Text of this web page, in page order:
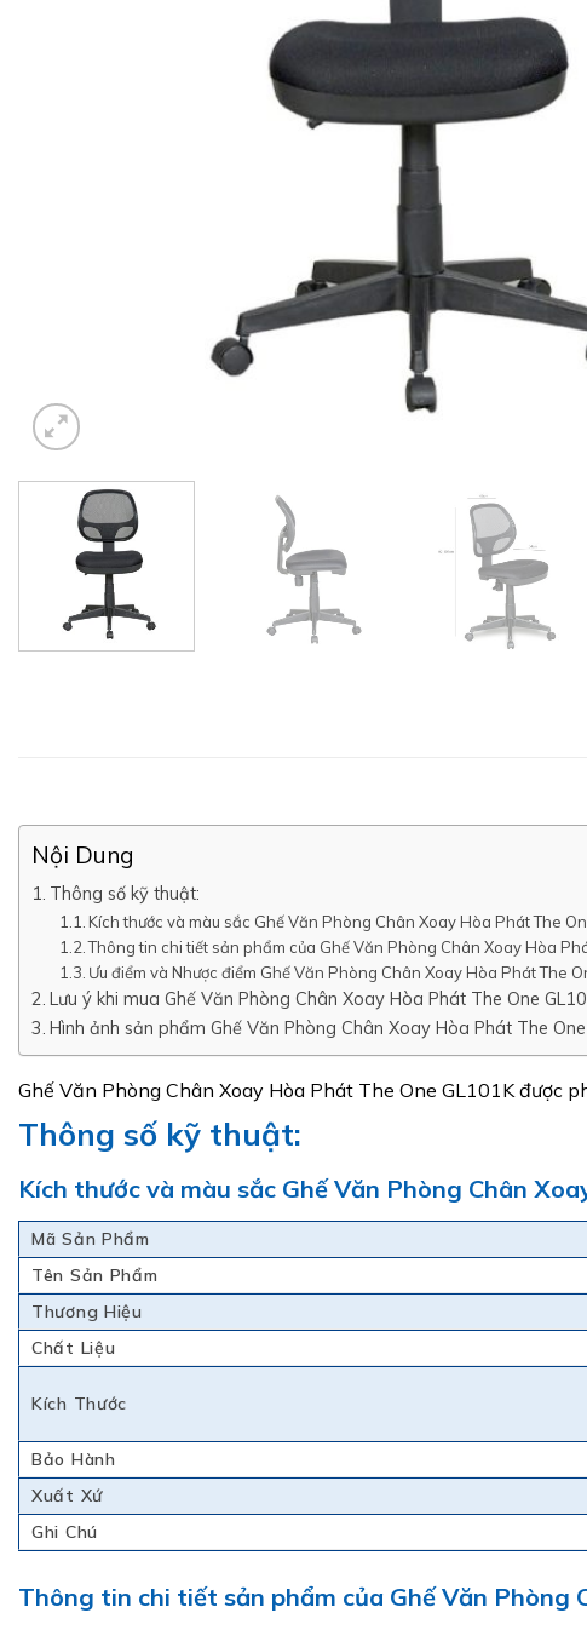
Nội Dung
Thông số kỹ thuật:
Kích thước và màu sắc Ghế Văn Phòng Chân Xoay Hòa Phát The
Thông tin chi tiết sản phẩm của Ghế Văn Phòng Chân Xoay Hòa
Ưu điểm và Nhược điểm Ghế Văn Phòng Chân Xoay Hòa Phát The
Lưu ý khi mua Ghế Văn Phòng Chân Xoay Hòa Phát The One
Hình ảnh sản phẩm Ghế Văn Phòng Chân Xoay Hòa Phát The
Ghế Văn Phòng Chân Xoay Hòa Phát The One GL101K được
Thông số kỹ thuật:
Kích thước và màu sắc Ghế Văn Phòng Chân
Mã Sản Phẩm
Tên Sản Phẩm
Thương Hiệu
Chất Liệu
Kích Thước
Bảo Hành
Xuất Xứ
Ghi Chú
Thông tin chi tiết sản phẩm của Ghế Văn Phòng